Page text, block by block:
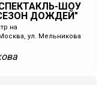
ШОУ
ДОЖДЕЙ"
на
ул. Мельникова